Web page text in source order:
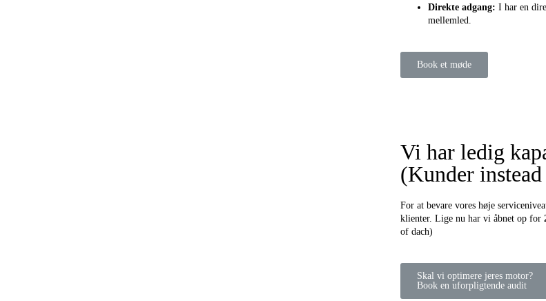
Direkte adgang: I har en
mellemled.
Book et møde
Vi har ledig
(Kunder
For at bevare vores høje
klienter. Lige nu har vi åbnet op for
of dach)
Skal vi optimere jeres motor?
Book en uforpligtende audit